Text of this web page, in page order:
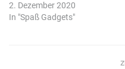
2. Dezember 2020
In "Spaß Gadgets"